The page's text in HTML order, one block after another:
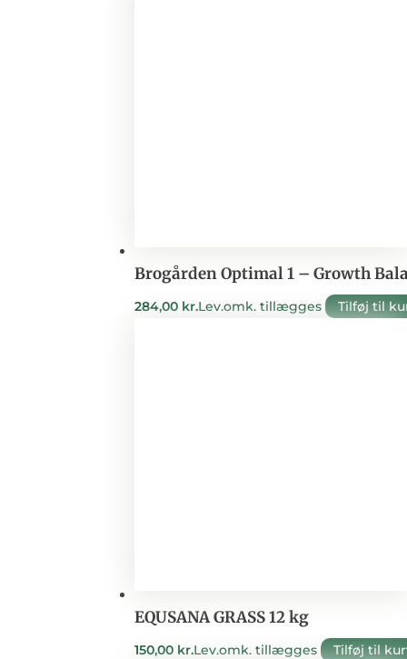
Brogården Optimal 1 – Growth
284,00 kr.Lev.omk. tillægges Tilføj til
EQUSANA GRASS 12 kg
150,00 kr.Lev.omk. tillægges Tilføj til